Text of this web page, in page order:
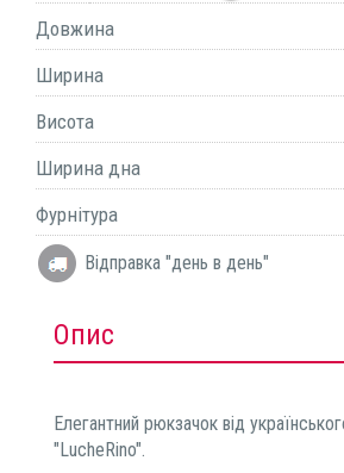
Довжина
Ширина
Висота
Ширина дна
Фурнітура
Відправка "день в день"
Опис
Елегантний рюкзачок від
"LucheRino".